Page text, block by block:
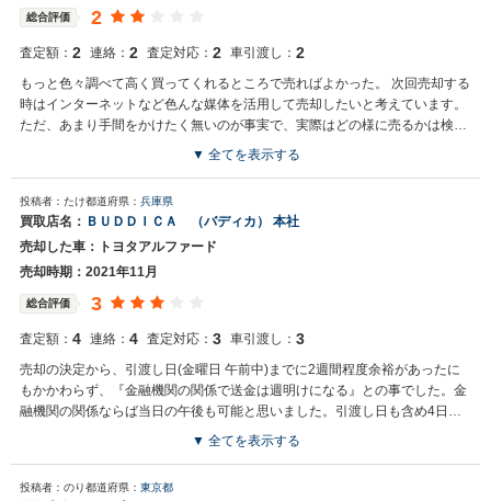
総合評価 2
査定額： 2 連絡： 2 査定対応： 2 車引渡し： 2
もっと色々調べて高く買ってくれるところで売ればよかった。 次回売却する
時はインターネットなど色んな媒体を活用して売却したいと考えています。
ただ、あまり手間をかけたく無いのが事実で、実際はどの様に売るかは検討
買取店からの返信
お世話になっております。株式会社ネクステージでございます。 この
度は、誠に申し訳ございませんでした。 お客様から頂きました、貴重
なご意見を真摯に受け止め改善に努めていきます。 また機会がござい
ましたら是非ネクステージをご利用いただけますと幸いでございま
▼ 全てを表示する
投稿者：たけ都道府県： 兵庫県
買取店名： ＢＵＤＤＩＣＡ （バディカ） 本社
売却した車：トヨタアルファード
売却時期：2021年11月
総合評価 3
査定額： 4 連絡： 4 査定対応： 3 車引渡し： 3
売却の決定から、引渡し日(金曜日 午前中)までに2週間程度余裕があったに
もかかわらず、『金融機関の関係で送金は週明けになる』との事でした。金
融機関の関係ならば当日の午後も可能と思いました。引渡し日も含め4日後
の送金は少し不安を感じました。
▼ 全てを表示する
投稿者：のり都道府県： 東京都